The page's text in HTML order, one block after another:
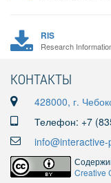
RIS
Research
КОНТАКТЫ
428000, г.
Телефон: +7
info@interactive-
Creative